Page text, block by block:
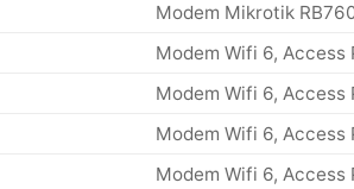
Modem Mikrotik
Modem Wifi 6,
Modem Wifi 6,
Modem Wifi 6, Access
Modem Wifi 6, Access